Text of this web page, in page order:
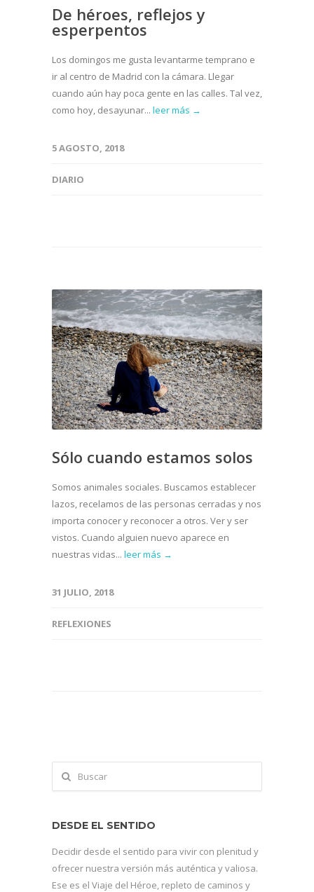
De héroes, reflejos y
esperpentos
Los domingos me gusta levantarme temprano e
ir al centro de Madrid con la cámara. Llegar
cuando aún hay poca gente en las calles. Tal vez,
como hoy, desayunar... leer más →
5 AGOSTO, 2018
DIARIO
Sólo cuando estamos solos
Somos animales sociales. Buscamos establecer
lazos, recelamos de las personas cerradas y nos
importa conocer y reconocer a otros. Ver y ser
vistos. Cuando alguien nuevo aparece en
nuestras vidas... leer más →
31 JULIO, 2018
REFLEXIONES
DESDE EL SENTIDO
Decidir desde el sentido para vivir con plenitud y
ofrecer nuestra versión más auténtica y valiosa.
Ese es el Viaje del Héroe, repleto de caminos y